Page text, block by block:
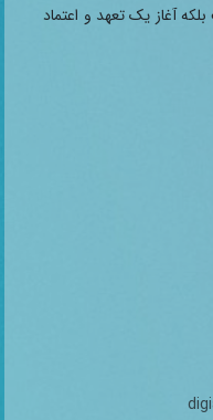
آغاز یک تعهد و اعتماد